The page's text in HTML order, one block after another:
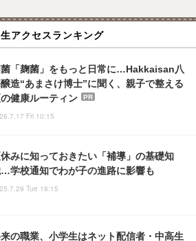
アクセスランキング
菌「麹菌」をもっと日常に…Hakkaisan八
造“あまさけ博士”に聞く、親子で整える
健康ルーティン
PR
Fri 10:15
みに知っておきたい「補導」の基礎知
学校通知でわが子の進路に影響も
Tue 18:15
の職業、小学生はネット配信者・中高生